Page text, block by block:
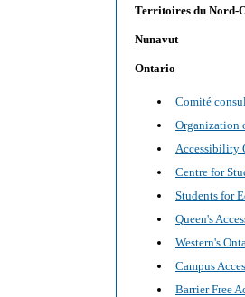
Territoires du Nord-
Nunavut
Ontario
Comité
Organization
Accessibility
Centre for
Students for
Queen's
Western's
Campus
Barrier Free